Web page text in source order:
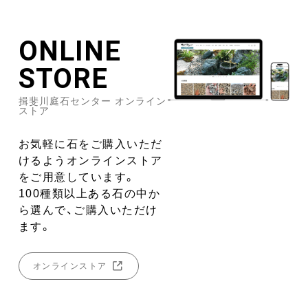
ONLINE
STORE
揖斐川庭石センター オンライン
ストア
お気軽に石をご購入いただ
けるようオンラインストア
をご用意しています。
100種類以上ある石の中か
ら選んで、ご購入いただけ
ます。
オンラインストア